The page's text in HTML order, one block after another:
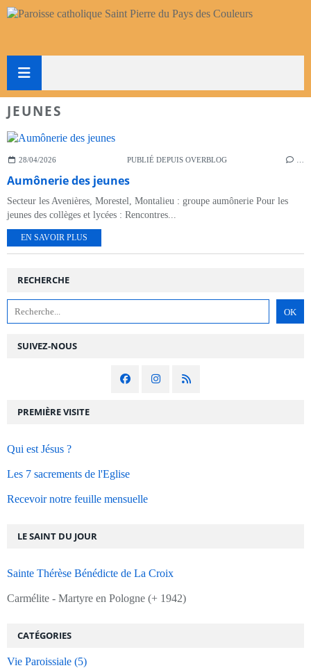
JEUNES
28/04/2026 PUBLIÉ DEPUIS OVERBLOG
Aumônerie des jeunes
Secteur les Avenières, Morestel, Montalieu : groupe aumônerie Pour les
jeunes des collèges et lycées : Rencontres...
EN SAVOIR PLUS
SUIVEZ-NOUS
RECHERCHE
CATÉGORIES
Vie Paroissiale (5)
LE SAINT DU JOUR
Sainte Thérèse Bénédicte de La Croix
Carmélite - Martyre en Pologne (+ 1942)
PREMIÈRE VISITE
Qui est Jésus ?
Les 7 sacrements de l'Eglise
Recevoir notre feuille mensuelle